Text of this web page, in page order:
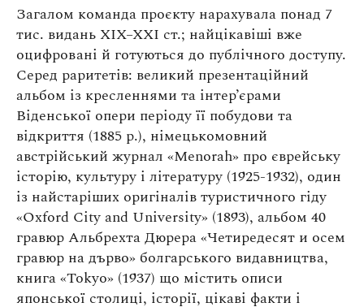
КРЕЗЮМЕ
Про сервіс
Загалом команда проєкту нарахувала понад 7
тис. видань XIX–XXI ст.; найцікавіші вже
оцифровані й готуються до публічного доступу.
Серед раритетів: великий презентаційний
альбом із кресленнями та інтер’єрами
Віденської опери періоду її побудови та
відкриття (1885 р.), німецькомовний
австрійський журнал «Menorah» про єврейську
історію, культуру і літературу (1925-1932), один
із найстаріших оригіналів туристичного гіду
«Oxford City and University» (1893), альбом 40
гравюр Альбрехта Дюрера «Четиредесят и осем
гравюр на дърво» болгарського видавництва,
книга «Tokyo» (1937) що містить описи
японської столиці, історії, цікаві факти і